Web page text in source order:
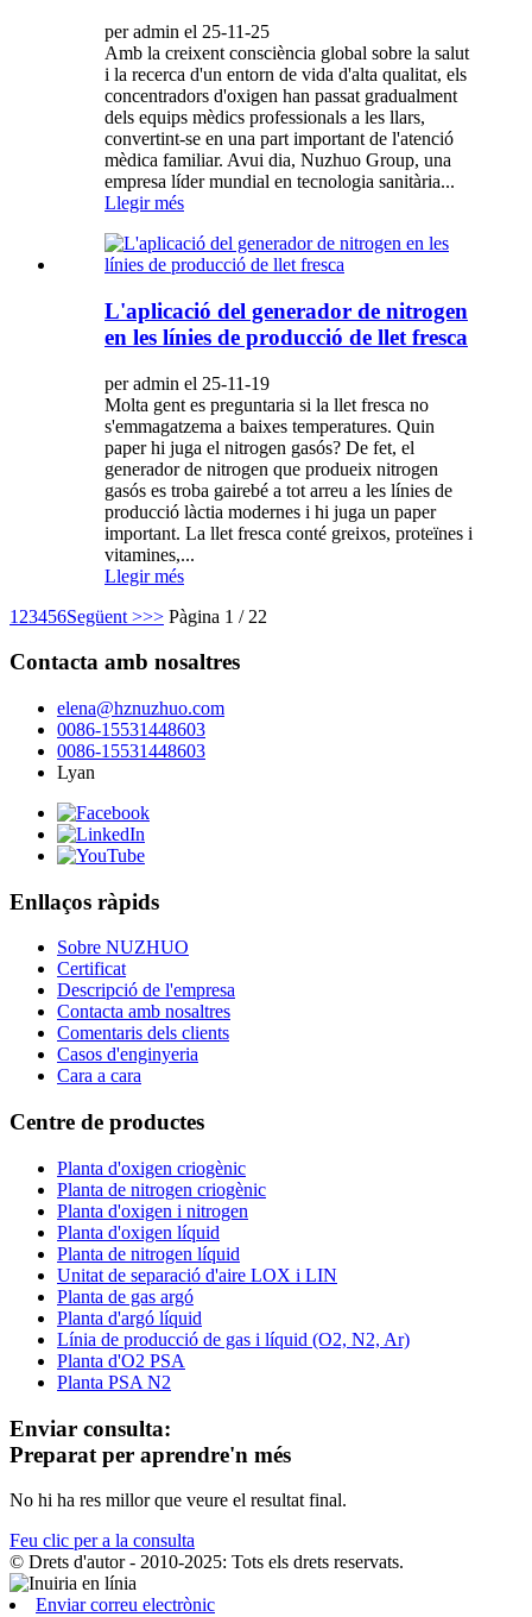
per admin el 25-11-25
Amb la creixent consciència global sobre la salut
i la recerca d'un entorn de vida d'alta qualitat, els
concentradors d'oxigen han passat gradualment
dels equips mèdics professionals a les llars,
convertint-se en una part important de l'atenció
mèdica familiar. Avui dia, Nuzhuo Group, una
empresa líder mundial en tecnologia sanitària...
Llegir més
L'aplicació del generador de nitrogen
en les línies de producció de llet fresca
per admin el 25-11-19
Molta gent es preguntaria si la llet fresca no
s'emmagatzema a baixes temperatures. Quin
paper hi juga el nitrogen gasós? De fet, el
generador de nitrogen que produeix nitrogen
gasós es troba gairebé a tot arreu a les línies de
producció làctia modernes i hi juga un paper
important. La llet fresca conté greixos, proteïnes i
vitamines,...
Llegir més
1 23456Següent >>> Pàgina 1 / 22
Contacta amb nosaltres
elena@hznuzhuo.com
0086-15531448603
0086-15531448603
Lyan
Enllaços ràpids
Sobre NUZHUO
Certificat
Descripció de l'empresa
Contacta amb nosaltres
Comentaris dels clients
Casos d'enginyeria
Cara a cara
Centre de productes
Planta d'oxigen criogènic
Planta de nitrogen criogènic
Planta d'oxigen i nitrogen
Planta d'oxigen líquid
Planta de nitrogen líquid
Unitat de separació d'aire LOX i LIN
Planta de gas argó
Planta d'argó líquid
Línia de producció de gas i líquid (O2, N2, Ar)
Planta d'O2 PSA
Planta PSA N2
Enviar consulta:
Preparat per aprendre'n més
No hi ha res millor que veure el resultat final.
Feu clic per a la consulta
© Drets d'autor - 2010-2025: Tots els drets reservats.
Enviar correu electrònic